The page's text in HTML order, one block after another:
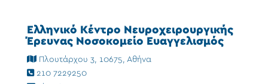
Ελληνικό Κέντρο Νευροχειρουργικής
Έρευνας Νοσοκομείο Ευαγγελισμός
Πλουτάρχου 3, 10675, Αθήνα
210 7229250